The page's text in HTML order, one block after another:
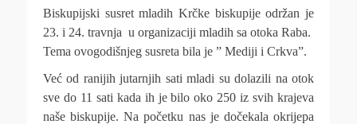
Biskupijski susret mladih Krčke biskupije održan je
23. i 24. travnja u organizaciji mladih sa otoka Raba.
Tema ovogodišnjeg susreta bila je ” Mediji i Crkva”.
Već od ranijih jutarnjih sati mladi su dolazili na otok
sve do 11 sati kada ih je bilo oko 250 iz svih krajeva
naše biskupije. Na početku nas je dočekala okrijepa